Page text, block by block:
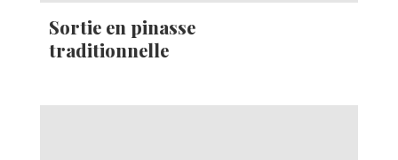
Sortie en pinasse
traditionnelle